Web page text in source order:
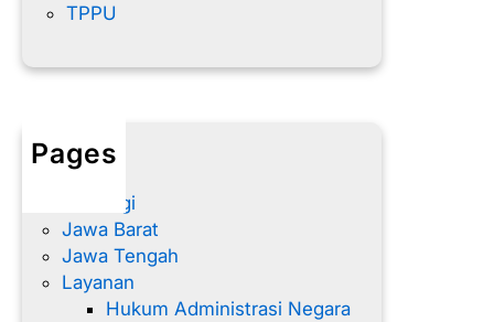
TPPU
Pages
Home
Hubungi
Jawa Barat
Jawa Tengah
Layanan
Hukum Administrasi Negara